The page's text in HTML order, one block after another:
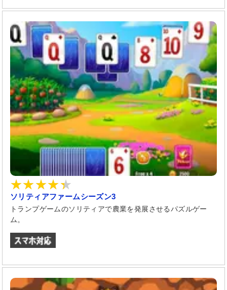
ソリティアファームシーズン3
トランプゲームのソリティアで農業を発展させるパズルゲー
ム。